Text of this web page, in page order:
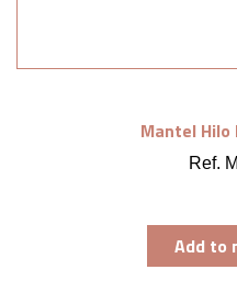
Mantel Hilo
Ref.
Add to